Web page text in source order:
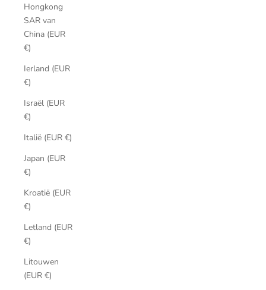
Hongkong
SAR van
China (EUR
€)
Ierland (EUR
€)
Israël (EUR
€)
Italië (EUR €)
Japan (EUR
€)
Kroatië (EUR
€)
Letland (EUR
€)
Litouwen
(EUR €)